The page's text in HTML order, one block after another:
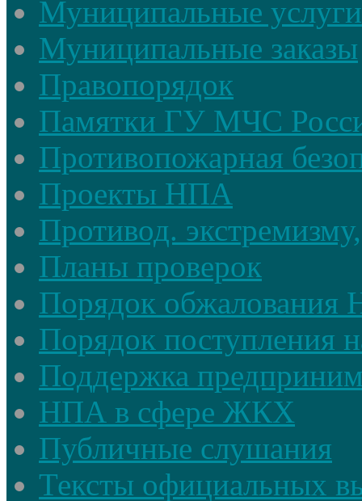
Муниципальные услуги
Муниципальные заказы
Правопорядок
Памятки ГУ МЧС
Противопожарная
Проекты НПА
Противод.
Планы проверок
Порядок
Порядок поступления
Поддержка
НПА в сфере ЖКХ
Публичные слушания
Тексты официальных